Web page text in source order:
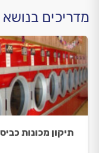
מדריכים
תיקון מכונות